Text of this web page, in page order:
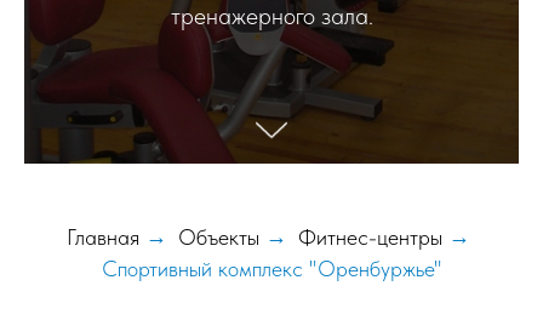
тренажерного зала.
Главная → Объекты → Фитнес-центры →
Спортивный комплекс "Оренбуржье"